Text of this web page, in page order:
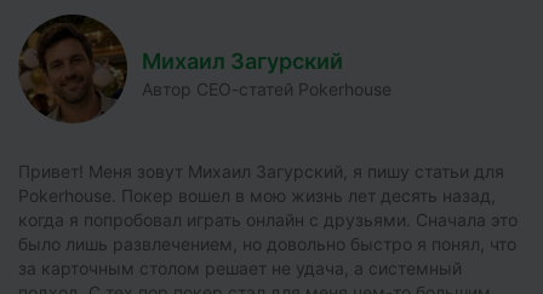
Михаил Загурский
Автор СЕО-статей Pokerhouse
Привет! Меня зовут Михаил Загурский, я пишу статьи для
Pokerhouse. Покер вошел в мою жизнь лет десять назад,
когда я попробовал играть онлайн с друзьями. Сначала это
было лишь развлечением, но довольно быстро я понял, что
за карточным столом решает не удача, а системный